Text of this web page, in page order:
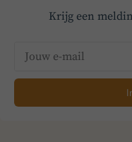
Krijg een